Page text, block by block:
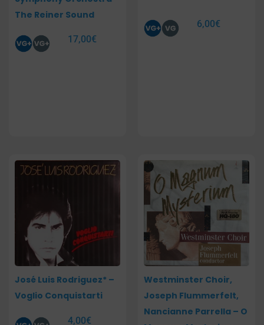
The Reiner Sound
17,00€
6,00€
José Luis Rodriguez* –
Voglio Conquistarti
4,00€
Westminster Choir,
Joseph Flummerfelt,
Nancianne Parrella – O